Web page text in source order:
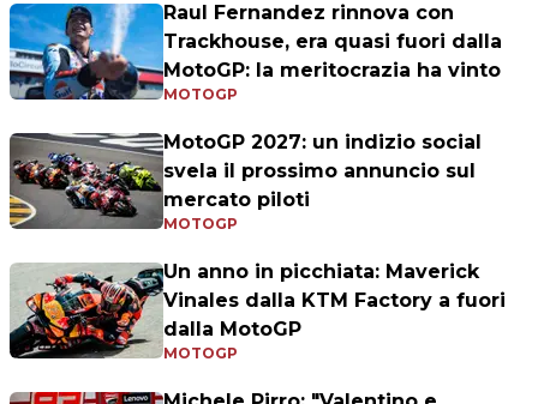
Raul Fernandez rinnova con
Trackhouse, era quasi fuori dalla
MotoGP: la meritocrazia ha vinto
MOTOGP
MotoGP 2027: un indizio social
svela il prossimo annuncio sul
mercato piloti
MOTOGP
Un anno in picchiata: Maverick
Vinales dalla KTM Factory a fuori
dalla MotoGP
MOTOGP